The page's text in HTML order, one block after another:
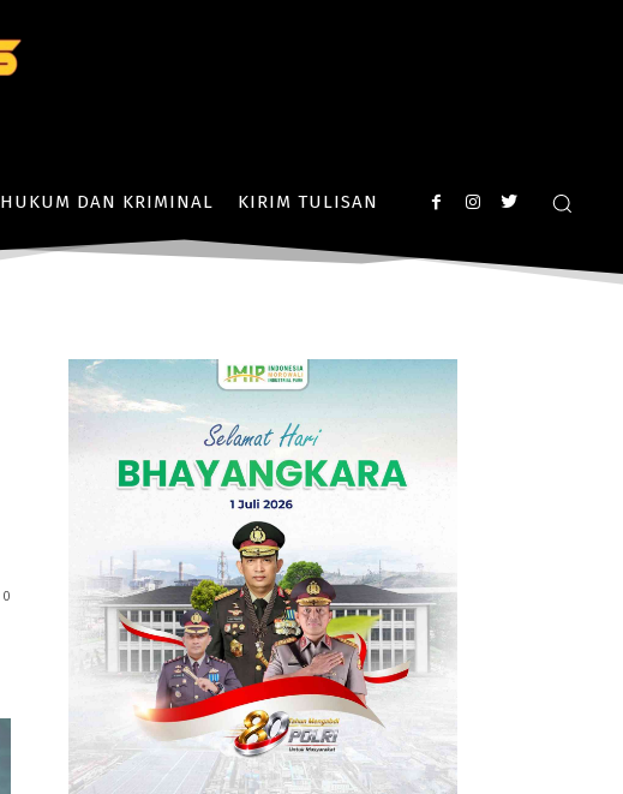
HUKUM DAN KRIMINAL KIRIM TULISAN
0